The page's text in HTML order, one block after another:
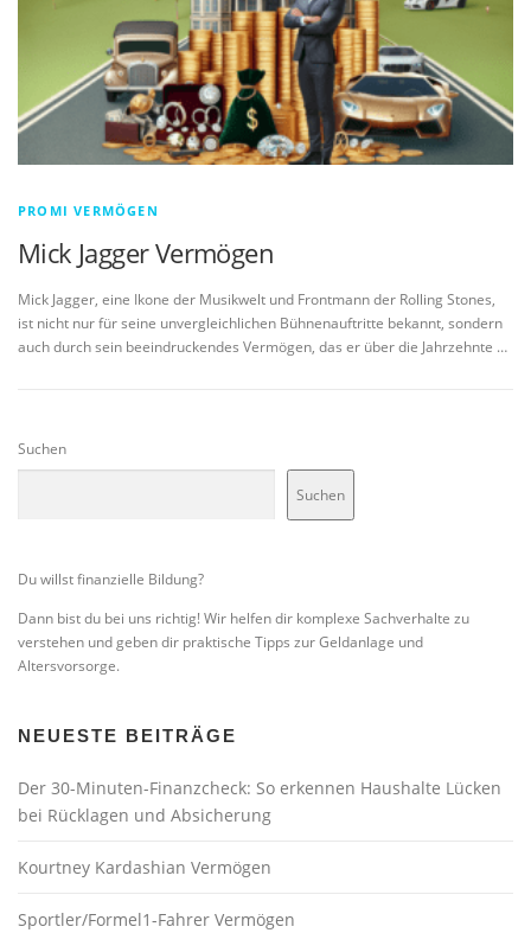
PROMI VERMÖGEN
Mick Jagger Vermögen
Mick Jagger, eine Ikone der Musikwelt und Frontmann der Rolling Stones,
ist nicht nur für seine unvergleichlichen Bühnenauftritte bekannt, sondern
auch durch sein beeindruckendes Vermögen, das er über die Jahrzehnte …
Suchen
Suchen
Du willst finanzielle Bildung?
Dann bist du bei uns richtig! Wir helfen dir komplexe Sachverhalte zu
verstehen und geben dir praktische Tipps zur Geldanlage und
Altersvorsorge.
NEUESTE BEITRÄGE
Der 30-Minuten-Finanzcheck: So erkennen Haushalte Lücken
bei Rücklagen und Absicherung
Kourtney Kardashian Vermögen
Sportler/Formel1-Fahrer Vermögen